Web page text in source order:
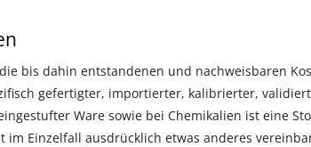
bis dahin entstandenen und nachweisbaren
gefertigter, importierter, kalibrierter,
Ware sowie bei Chemikalien ist eine
im Einzelfall ausdrücklich etwas anderes